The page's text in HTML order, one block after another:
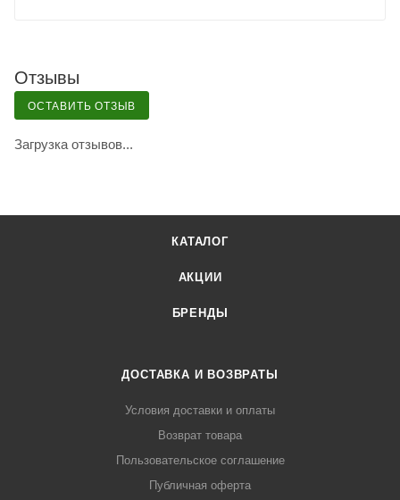
Отзывы
ОСТАВИТЬ ОТЗЫВ
Загрузка отзывов...
КАТАЛОГ
АКЦИИ
БРЕНДЫ
ДОСТАВКА И ВОЗВРАТЫ
Условия доставки и оплаты
Возврат товара
Пользовательское соглашение
Публичная оферта